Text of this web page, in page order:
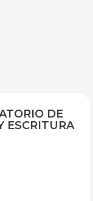
DE
ESCRITURA